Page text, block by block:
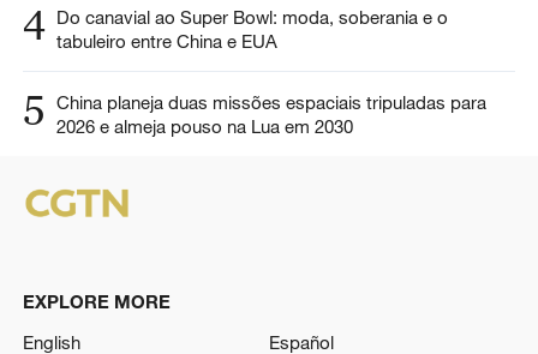
4 Do canavial ao Super Bowl: moda, soberania e o
tabuleiro entre China e EUA
5
China planeja duas missões espaciais tripuladas para
2026 e almeja pouso na Lua em 2030
EXPLORE MORE
English
Español